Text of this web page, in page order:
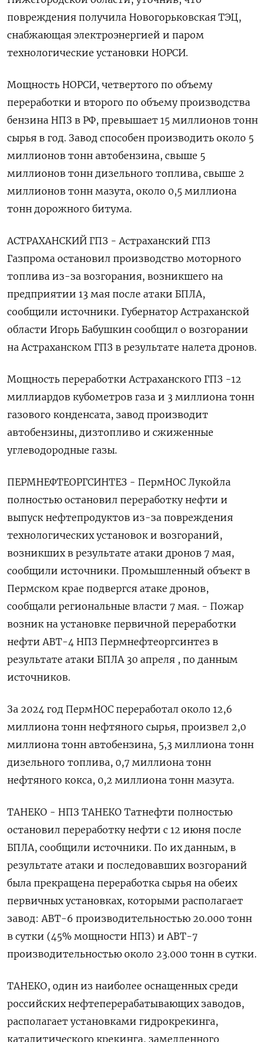
повреждения получила Новогорьковская ТЭЦ,
снабжающая электроэнергией и паром
технологические установки НОРСИ.
Мощность НОРСИ, четвертого по объему
переработки и второго по объему производства
бензина НПЗ в РФ, превышает 15 миллионов тонн
сырья в год. Завод способен производить около 5
миллионов тонн автобензина, свыше 5
миллионов тонн дизельного топлива, свыше 2
миллионов тонн мазута, около 0,5 миллиона
тонн дорожного битума.
АСТРАХАНСКИЙ ГПЗ - Астраханский ГПЗ
Газпрома остановил производство моторного
топлива из-за возгорания, возникшего на
предприятии 13 мая после атаки БПЛА,
сообщили источники. Губернатор Астраханской
области Игорь Бабушкин сообщил о возгорании
на Астраханском ГПЗ в результате налета дронов.
Мощность переработки Астраханского ГПЗ -12
миллиардов кубометров газа и 3 миллиона тонн
газового конденсата, завод производит
автобензины, дизтопливо и сжиженные
углеводородные газы.
ПЕРМНЕФТЕОРГСИНТЕЗ - ПермНОС Лукойла
полностью остановил переработку нефти и
выпуск нефтепродуктов из-за повреждения
технологических установок и возгораний,
возникших в результате атаки дронов 7 мая,
сообщили источники. Промышленный объект в
Пермском крае подвергся атаке дронов,
сообщали региональные власти 7 мая. - Пожар
возник на установке первичной переработки
нефти АВТ-4 НПЗ Пермнефтеоргсинтез в
результате атаки БПЛА 30 апреля , по данным
источников.
За 2024 год ПермНОС переработал около 12,6
миллиона тонн нефтяного сырья, произвел 2,0
миллиона тонн автобензина, 5,3 миллиона тонн
дизельного топлива, 0,7 миллиона тонн
нефтяного кокса, 0,2 миллиона тонн мазута.
ТАНЕКО - НПЗ ТАНЕКО Татнефти полностью
остановил переработку нефти с 12 июня после
БПЛА, сообщили источники. По их данным, в
результате атаки и последовавших возгораний
была прекращена переработка сырья на обеих
первичных установках, которыми располагает
завод: АВТ-6 производительностью 20.000 тонн
в сутки (45% мощности НПЗ) и АВТ-7
производительностью около 23.000 тонн в сутки.
ТАНЕКО, один из наиболее оснащенных среди
российских нефтеперерабатывающих заводов,
располагает установками гидрокрекинга,
каталитического крекинга, замедленного